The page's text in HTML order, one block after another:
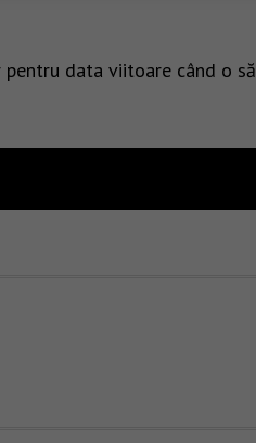
data viitoare când o să